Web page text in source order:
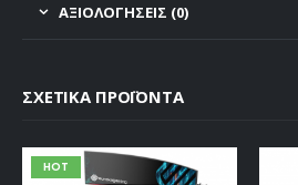
ΑΞΙΟΛΟΓΉΣΕΙΣ (0)
ΣΧΕΤΙΚΆ ΠΡΟΪΌΝΤΑ
HOT